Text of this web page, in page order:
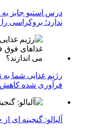
درس استیو جابز
ندارد؛ بروکراسی
رژیم غذایی شما
فرآوری شده کاهش
آلبالو: گنجینه ای